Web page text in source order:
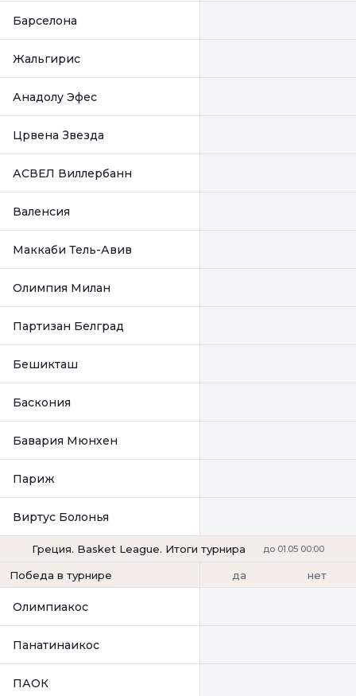
Барселона
Жальгирис
Анадолу Эфес
Црвена Звезда
АСВЕЛ Виллербанн
Валенсия
Маккаби Тель-Авив
Олимпия Милан
Партизан Белград
Бешикташ
Баскония
Бавария Мюнхен
Париж
Виртус Болонья
Греция. Basket League. Итоги турнира до 01.05 00:00
Победа в турнире да нет
Олимпиакос
Панатинаикос
ПАОК